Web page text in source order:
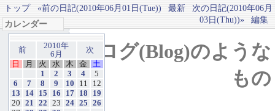
トップ «前の日記(2010年06月01日(Tue)) 最新
次の日記(2010年06月
03日(Thu))»
編集
ブログ(Blog)のような
もの
カレンダー
前
2010年
6月
次
日
月 火 水 木 金
土
1
2 3 4
5
6
7 8 9 10 11
12
13
14 15 16 17 18
19
20
21 22 23 24 25
26